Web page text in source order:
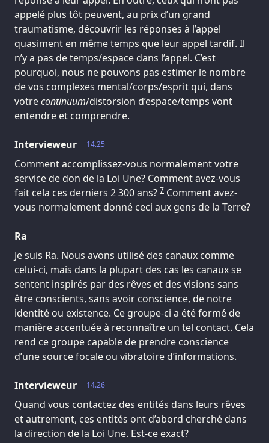
appelé plus tôt peuvent, au prix d’un grand
traumatisme, découvrir les réponses à l’appel
quasiment en même temps que leur appel tardif. Il
n’y a pas de temps/espace dans l’appel. C’est
pourquoi, nous ne pouvons pas estimer le nombre
de vos complexes mental/corps/esprit qui, dans
votrecontinuum/distorsion d’espace/temps vont
entendre et comprendre.
14.25
Intervieweur
Comment accomplissez-vous normalement votre
service de don de la Loi Une? Comment avez-vous
fait cela ces derniers 2 300 ans? 7 Comment avez-
vous normalement donné ceci aux gens de la Terre?
Ra
Je suis Ra. Nous avons utilisé des canaux comme
celui-ci, mais dans la plupart des cas les canaux se
sentent inspirés par des rêves et des visions sans
être conscients, sans avoir conscience, de notre
identité ou existence. Ce groupe-ci a été formé de
manière accentuée à reconnaître un tel contact. Cela
rend ce groupe capable de prendre conscience
d’une source focale ou vibratoire d’informations.
14.26
Intervieweur
Quand vous contactez des entités dans leurs rêves
et autrement, ces entités ont d’abord cherché dans
la direction de la Loi Une. Est-ce exact?